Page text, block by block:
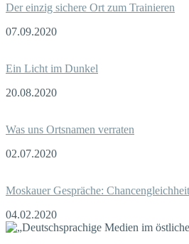
Der einzig sichere Ort zum Trainieren
07.09.2020
Ein Licht im Dunkel
20.08.2020
Was uns Ortsnamen verraten
02.07.2020
Moskauer Gespräche:
04.02.2020